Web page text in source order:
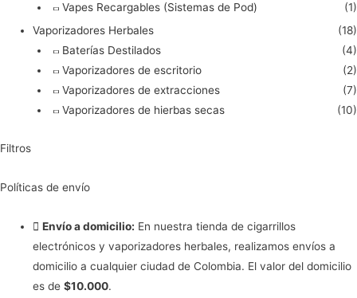
Vapes Recargables (Sistemas de Pod)
(1)
Vaporizadores Herbales
(18)
Baterías Destilados
(4)
Vaporizadores de escritorio
(2)
Vaporizadores de extracciones
(7)
Vaporizadores de hierbas secas
(10)
Filtros
Políticas de envío
Envío a domicilio: En nuestra tienda de cigarrillos
electrónicos y vaporizadores herbales, realizamos envíos a
domicilio a cualquier ciudad de Colombia. El valor del domicilio
es de$10.000.